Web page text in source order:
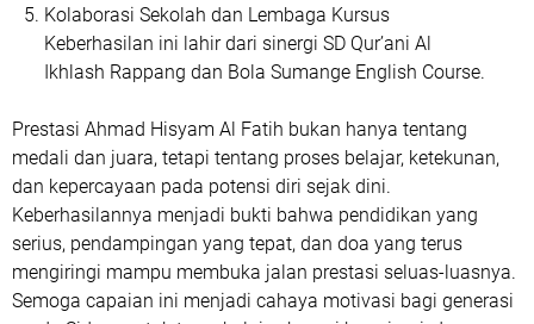
Kolaborasi Sekolah dan Lembaga Kursus
Keberhasilan ini lahir dari sinergi SD Qur’ani Al
Ikhlash Rappang dan Bola Sumange English Course.
Prestasi Ahmad Hisyam Al Fatih bukan hanya tentang
medali dan juara, tetapi tentang proses belajar, ketekunan,
dan kepercayaan pada potensi diri sejak dini.
Keberhasilannya menjadi bukti bahwa pendidikan yang
serius, pendampingan yang tepat, dan doa yang terus
mengiringi mampu membuka jalan prestasi seluas-luasnya.
Semoga capaian ini menjadi cahaya motivasi bagi generasi